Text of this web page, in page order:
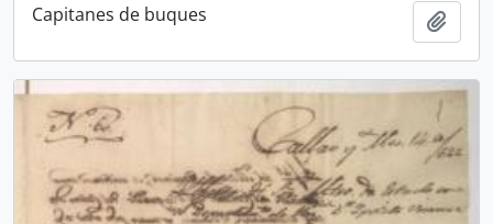
Capitanes de buques